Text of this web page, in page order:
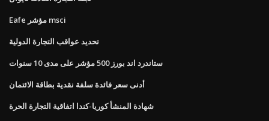
Eafe مؤشر msci
تحديد عواقب التجارة الدولية
ستاندرد اند بورز 500 مؤشر على مدى 10 سنوات
أدنى سعر فائدة سلفة نقدية بطاقة الائتمان
شهادة المنشأ كوريا-كندا اتفاقية التجارة الحرة